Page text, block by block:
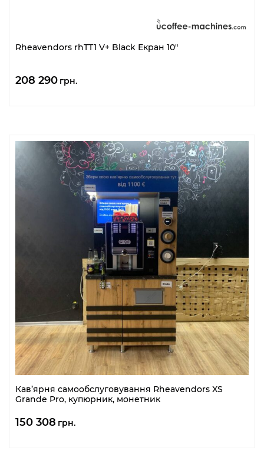
Rheavendors rhTT1 V+ Black Екран 10″
208 290 грн.
Кав’ярня самообслуговування Rheavendors XS
Grande Pro, купюрник, монетник
150 308 грн.